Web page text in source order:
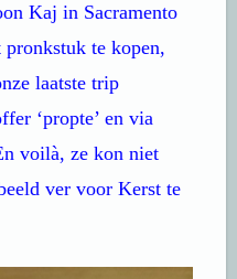
Kaj in Sacramento
te kopen,
laatste trip
‘propte’ en via
voilà, ze kon niet
ver voor Kerst te